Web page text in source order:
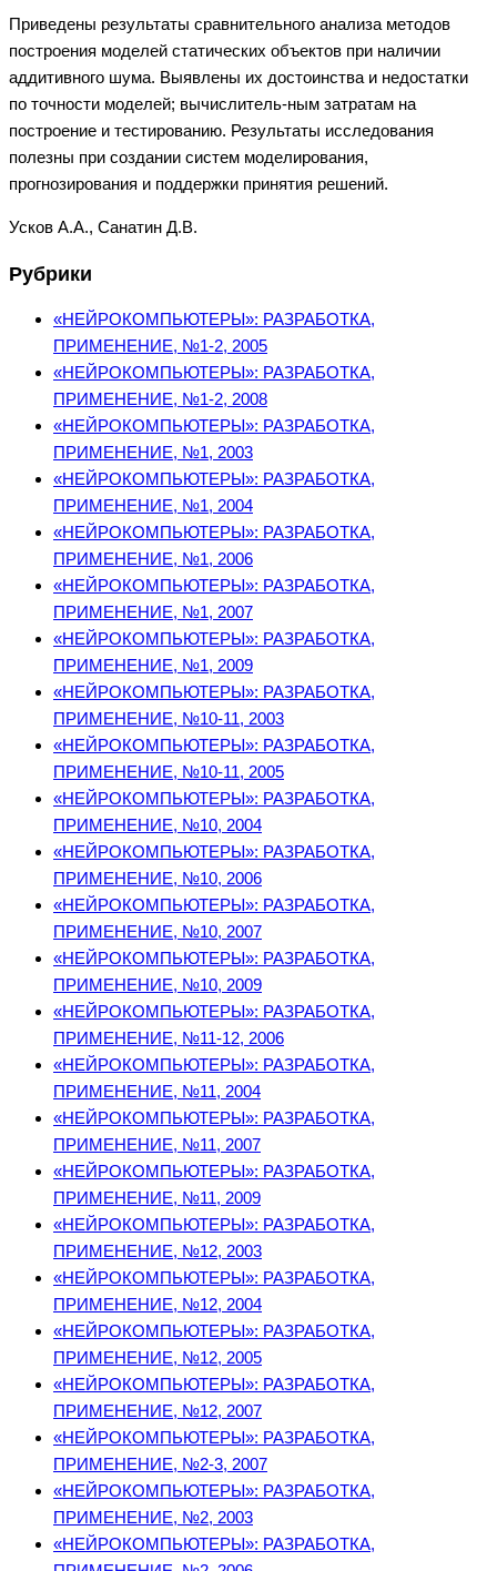
Приведены результаты сравнительного анализа методов
построения моделей статических объектов при наличии
аддитивного шума. Выявлены их достоинства и недостатки
по точности моделей; вычислитель-ным затратам на
построение и тестированию. Результаты исследования
полезны при создании систем моделирования,
прогнозирования и поддержки принятия решений.
Усков А.А., Санатин Д.В.
Рубрики
«НЕЙРОКОМПЬЮТЕРЫ»: РАЗРАБОТКА,
ПРИМЕНЕНИЕ, №1-2, 2005
«НЕЙРОКОМПЬЮТЕРЫ»: РАЗРАБОТКА,
ПРИМЕНЕНИЕ, №1-2, 2008
«НЕЙРОКОМПЬЮТЕРЫ»: РАЗРАБОТКА,
ПРИМЕНЕНИЕ, №1, 2003
«НЕЙРОКОМПЬЮТЕРЫ»: РАЗРАБОТКА,
ПРИМЕНЕНИЕ, №1, 2004
«НЕЙРОКОМПЬЮТЕРЫ»: РАЗРАБОТКА,
ПРИМЕНЕНИЕ, №1, 2006
«НЕЙРОКОМПЬЮТЕРЫ»: РАЗРАБОТКА,
ПРИМЕНЕНИЕ, №1, 2007
«НЕЙРОКОМПЬЮТЕРЫ»: РАЗРАБОТКА,
ПРИМЕНЕНИЕ, №1, 2009
«НЕЙРОКОМПЬЮТЕРЫ»: РАЗРАБОТКА,
ПРИМЕНЕНИЕ, №10-11, 2003
«НЕЙРОКОМПЬЮТЕРЫ»: РАЗРАБОТКА,
ПРИМЕНЕНИЕ, №10-11, 2005
«НЕЙРОКОМПЬЮТЕРЫ»: РАЗРАБОТКА,
ПРИМЕНЕНИЕ, №10, 2004
«НЕЙРОКОМПЬЮТЕРЫ»: РАЗРАБОТКА,
ПРИМЕНЕНИЕ, №10, 2006
«НЕЙРОКОМПЬЮТЕРЫ»: РАЗРАБОТКА,
ПРИМЕНЕНИЕ, №10, 2007
«НЕЙРОКОМПЬЮТЕРЫ»: РАЗРАБОТКА,
ПРИМЕНЕНИЕ, №10, 2009
«НЕЙРОКОМПЬЮТЕРЫ»: РАЗРАБОТКА,
ПРИМЕНЕНИЕ, №11-12, 2006
«НЕЙРОКОМПЬЮТЕРЫ»: РАЗРАБОТКА,
ПРИМЕНЕНИЕ, №11, 2004
«НЕЙРОКОМПЬЮТЕРЫ»: РАЗРАБОТКА,
ПРИМЕНЕНИЕ, №11, 2007
«НЕЙРОКОМПЬЮТЕРЫ»: РАЗРАБОТКА,
ПРИМЕНЕНИЕ, №11, 2009
«НЕЙРОКОМПЬЮТЕРЫ»: РАЗРАБОТКА,
ПРИМЕНЕНИЕ, №12, 2003
«НЕЙРОКОМПЬЮТЕРЫ»: РАЗРАБОТКА,
ПРИМЕНЕНИЕ, №12, 2004
«НЕЙРОКОМПЬЮТЕРЫ»: РАЗРАБОТКА,
ПРИМЕНЕНИЕ, №12, 2005
«НЕЙРОКОМПЬЮТЕРЫ»: РАЗРАБОТКА,
ПРИМЕНЕНИЕ, №12, 2007
«НЕЙРОКОМПЬЮТЕРЫ»: РАЗРАБОТКА,
ПРИМЕНЕНИЕ, №2-3, 2007
«НЕЙРОКОМПЬЮТЕРЫ»: РАЗРАБОТКА,
ПРИМЕНЕНИЕ, №2, 2003
«НЕЙРОКОМПЬЮТЕРЫ»: РАЗРАБОТКА,